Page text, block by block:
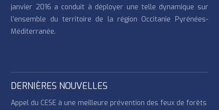
janvier 2016 a conduit à déployer une telle dynamique sur
l’ensemble du territoire de la région Occitanie Pyrénées-
Méditerranée.
DERNIÈRES NOUVELLES
Appel du CESE à une meilleure prévention des feux de forêts